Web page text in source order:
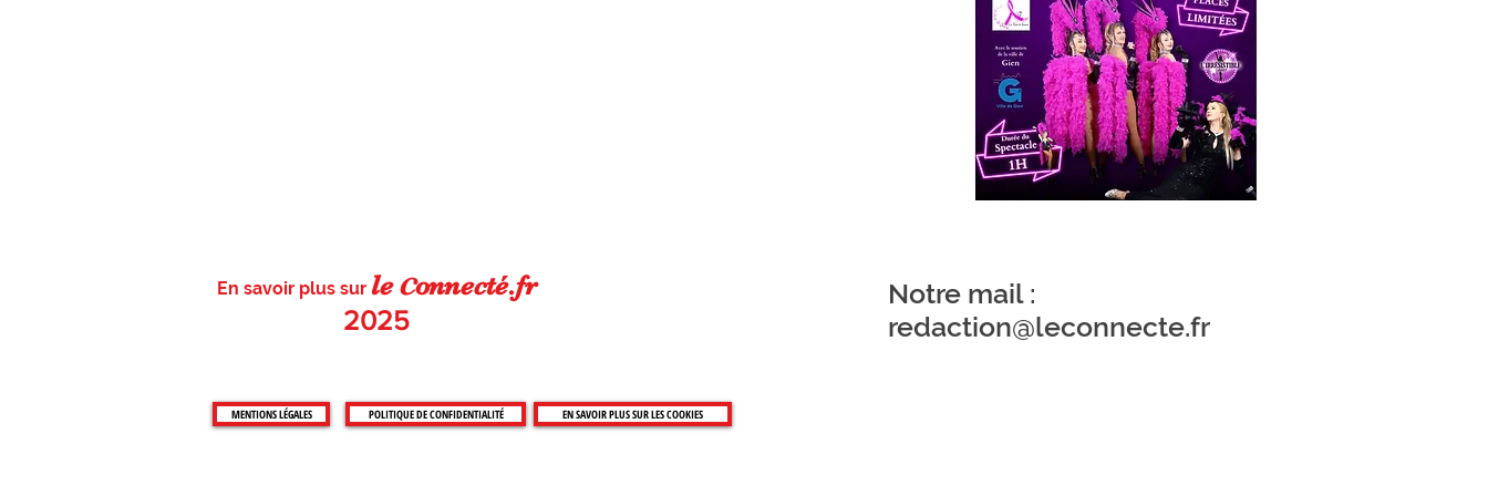
En savoir plus sur leconnecté.fr
2025
MENTIONS LÉGALES POLITIQUE DE CONFIDENTIALITÉ EN SAVOIR PLUS SUR LES COOKIES
Notre mail :
redaction@leconnecte.fr